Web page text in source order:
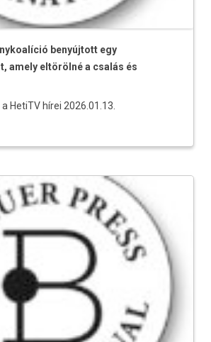
benyújtott egy
amely eltörölné a csalás és
HetiTV hírei 2026.01.13.